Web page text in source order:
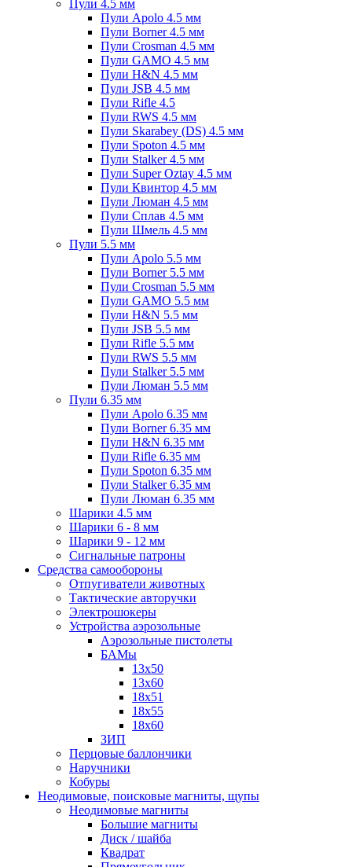
Пули 4.5 мм
Пули Apolo 4.5 мм
Пули Borner 4.5 мм
Пули Crosman 4.5 мм
Пули GAMO 4.5 мм
Пули H&N 4.5 мм
Пули JSB 4.5 мм
Пули Rifle 4.5
Пули RWS 4.5 мм
Пули Skarabey (DS) 4.5 мм
Пули Spoton 4.5 мм
Пули Stalker 4.5 мм
Пули Super Oztay 4.5 мм
Пули Квинтор 4.5 мм
Пули Люман 4.5 мм
Пули Сплав 4.5 мм
Пули Шмель 4.5 мм
Пули 5.5 мм
Пули Apolo 5.5 мм
Пули Borner 5.5 мм
Пули Crosman 5.5 мм
Пули GAMO 5.5 мм
Пули H&N 5.5 мм
Пули JSB 5.5 мм
Пули Rifle 5.5 мм
Пули RWS 5.5 мм
Пули Stalker 5.5 мм
Пули Люман 5.5 мм
Пули 6.35 мм
Пули Apolo 6.35 мм
Пули Borner 6.35 мм
Пули H&N 6.35 мм
Пули Rifle 6.35 мм
Пули Spoton 6.35 мм
Пули Stalker 6.35 мм
Пули Люман 6.35 мм
Шарики 4.5 мм
Шарики 6 - 8 мм
Шарики 9 - 12 мм
Сигнальные патроны
Средства самообороны
Отпугиватели животных
Тактические авторучки
Электрошокеры
Устройства аэрозольные
Аэрозольные пистолеты
БАМы
13х50
13х60
18х51
18х55
18х60
ЗИП
Перцовые баллончики
Наручники
Кобуры
Неодимовые, поисковые магниты, щупы
Неодимовые магниты
Большие магниты
Диск / шайба
Квадрат